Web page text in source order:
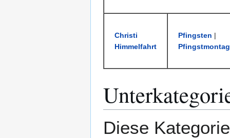
Christi
Himmelfahrt
Pfingsten |
Pfingstmontag
Diese